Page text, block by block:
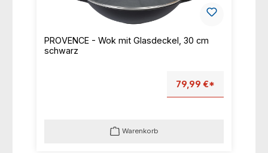
PROVENCE - Wok mit Glasdeckel, 30 cm
schwarz
79,99 €*
Warenkorb